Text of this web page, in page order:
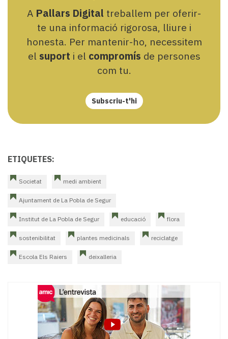
A Pallars Digital treballem per oferir-
te una informació rigorosa, lliure i
honesta. Per mantenir-ho, necessitem
el suport i el compromís de persones
com tu.
Subscriu-t'hi
ETIQUETES:
Societat medi ambient
Ajuntament de La Pobla de Segur
Institut de La Pobla de Segur educació flora
sostenibilitat plantes medicinals reciclatge
Escola Els Raiers deixalleria